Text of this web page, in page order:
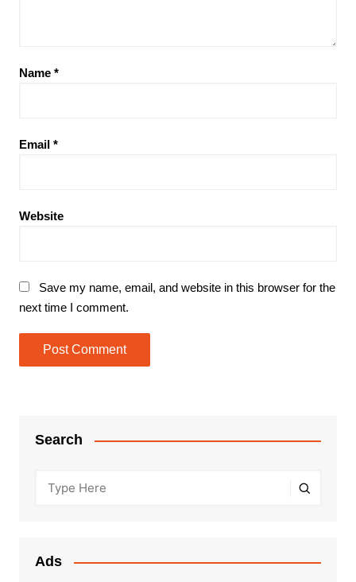
Name *
Email *
Website
Save my name, email, and website in this browser for the
next time I comment.
Search
Ads